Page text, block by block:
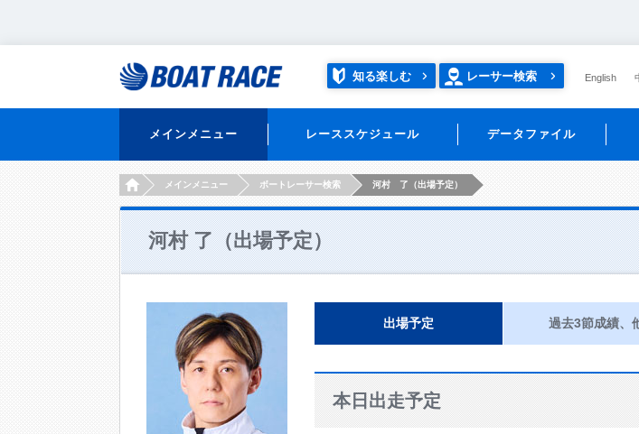
知る楽しむ レーサー検索 English
メインメニュー レーススケジュール データファイル
HOMEメインメニュー ボートレーサー検索 河村 了（出場予定）
河村 了（出場予定）
出場予定 過去3節成績、
本日出走予定